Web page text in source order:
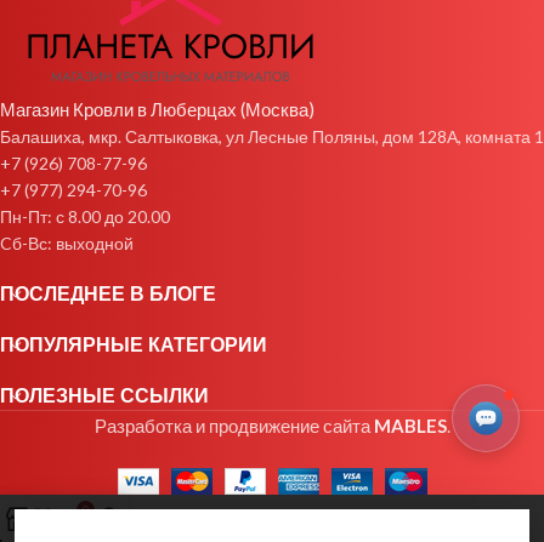
Магазин Кровли в Люберцах (Москва)
Балашиха, мкр. Салтыковка, ул Лесные Поляны, дом 128А, комната 1
+7 (926) 708-77-96
+7 (977) 294-70-96
Пн-Пт: с 8.00 до 20.00
Cб-Вс: выходной
ПОСЛЕДНЕЕ В БЛОГЕ
ПОПУЛЯРНЫЕ КАТЕГОРИИ
ПОЛЕЗНЫЕ ССЫЛКИ
Разработка и продвижение сайтаMABLES.
0